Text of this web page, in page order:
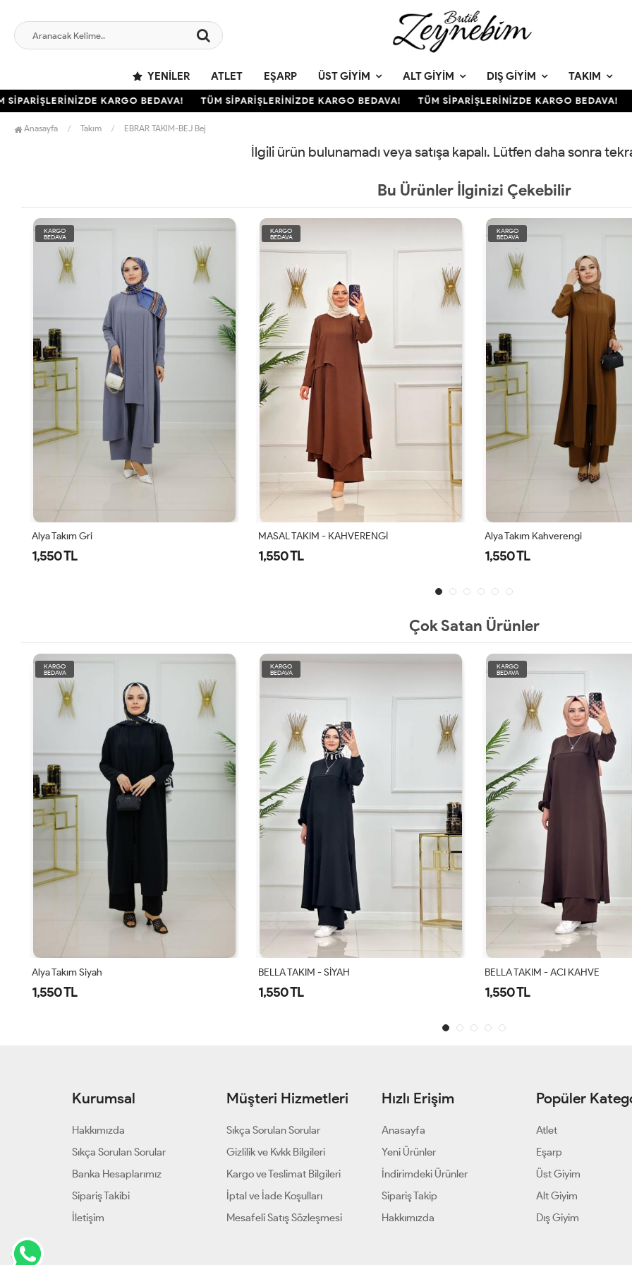
YENILER ATLET EŞARP ÜST GIYIM ALT GIYIM DIŞ GIYIM TAKIM
KARGO BEDAVA! TÜM SİPARİŞLERİNİZDE KARGO BEDAVA! TÜM SİPARİŞLERİNİZDE KARGO BEDAVA!
Anasayfa Takım EBRAR TAKIM-BEJ Bej
İlgili ürün bulunamadı veya satışa kapalı. Lütfen daha sonra
Bu Ürünler İlginizi Çekebilir
KARGO
BEDAVA
MASAL TAKIM - KAHVERENGİ
1,550 TL
KARGO
BEDAVA
Alya Takım Kahverengi
1,550 TL
KARGO
BEDAVA
Alya Takım Lacivert
1,550 TL
Çok Satan Ürünler
KARGO
BEDAVA
BELLA TAKIM - SİYAH
1,550 TL
KARGO
BEDAVA
BELLA TAKIM - ACI KAHVE
1,550 TL
KARGO
BEDAVA
Gülşah Takım Siyah
1,900 TL
Kurumsal
Hakkımızda
Sıkça Sorulan Sorular
Banka Hesaplarımız
Sipariş Takibi
İletişim
Müşteri Hizmetleri
Sıkça Sorulan Sorular
Gizlilik ve Kvkk Bilgileri
Kargo ve Teslimat Bilgileri
İptal ve İade Koşulları
Mesafeli Satış Sözleşmesi
Hızlı Erişim
Anasayfa
Yeni Ürünler
İndirimdeki Ürünler
Sipariş Takip
Hakkımızda
Popüler
Atlet
Eşarp
Üst Giyim
Alt Giyim
Dış Giyim